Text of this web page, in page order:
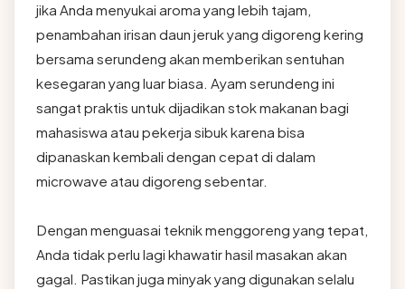
jika Anda menyukai aroma yang lebih tajam,
penambahan irisan daun jeruk yang digoreng kering
bersama serundeng akan memberikan sentuhan
kesegaran yang luar biasa. Ayam serundeng ini
sangat praktis untuk dijadikan stok makanan bagi
mahasiswa atau pekerja sibuk karena bisa
dipanaskan kembali dengan cepat di dalam
microwave atau digoreng sebentar.
Dengan menguasai teknik menggoreng yang tepat,
Anda tidak perlu lagi khawatir hasil masakan akan
gagal. Pastikan juga minyak yang digunakan selalu